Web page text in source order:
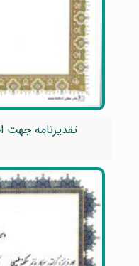
تقدیرنامه جهت